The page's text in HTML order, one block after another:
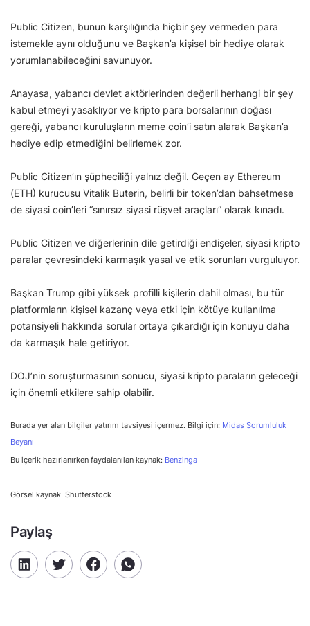
Public Citizen, bunun karşılığında hiçbir şey vermeden para
istemekle aynı olduğunu ve Başkan’a kişisel bir hediye olarak
yorumlanabileceğini savunuyor.
Anayasa, yabancı devlet aktörlerinden değerli herhangi bir şey
kabul etmeyi yasaklıyor ve kripto para borsalarının doğası
gereği, yabancı kuruluşların meme coin’i satın alarak Başkan’a
hediye edip etmediğini belirlemek zor.
Public Citizen’ın şüpheciliği yalnız değil. Geçen ay Ethereum
(ETH) kurucusu Vitalik Buterin, belirli bir token’dan bahsetmese
de siyasi coin’leri “sınırsız siyasi rüşvet araçları” olarak kınadı.
Public Citizen ve diğerlerinin dile getirdiği endişeler, siyasi kripto
paralar çevresindeki karmaşık yasal ve etik sorunları vurguluyor.
Başkan Trump gibi yüksek profilli kişilerin dahil olması, bu tür
platformların kişisel kazanç veya etki için kötüye kullanılma
potansiyeli hakkında sorular ortaya çıkardığı için konuyu daha
da karmaşık hale getiriyor.
DOJ’nin soruşturmasının sonucu, siyasi kripto paraların geleceği
için önemli etkilere sahip olabilir.
Burada yer alan bilgiler yatırım tavsiyesi içermez. Bilgi için: Midas Sorumluluk
Beyanı
Bu içerik hazırlanırken faydalanılan kaynak: Benzinga
Görsel kaynak: Shutterstock
Paylaş